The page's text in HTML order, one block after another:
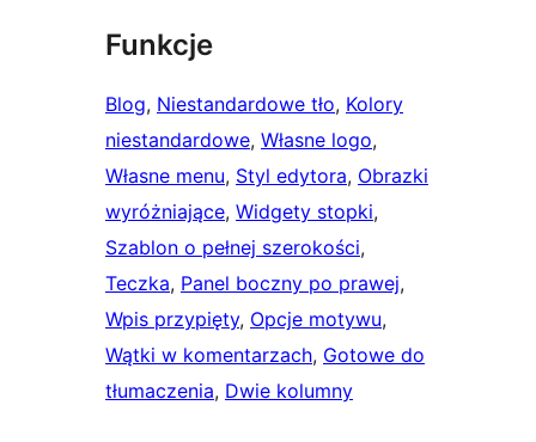
Funkcje
Blog, Niestandardowe tło, Kolory
niestandardowe, Własne logo
Własne menu, Styl edytora, Obrazki
wyróżniające, Widgety stopki
Szablon o pełnej szerokości
Teczka, Panel boczny po prawej
Wpis przypięty, Opcje motywu
Wątki w komentarzach, Gotowe do
tłumaczenia, Dwie kolumny